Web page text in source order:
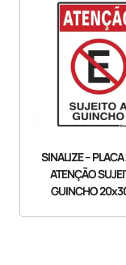
SINALIZE –
ATENÇÃO
GUINCHO